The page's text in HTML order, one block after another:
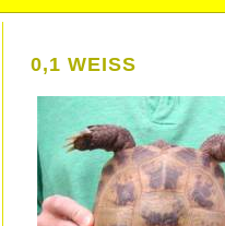
0,1 WEISS